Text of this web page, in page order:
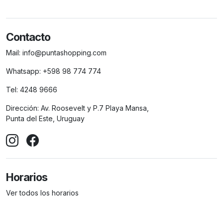
Contacto
Mail: info@puntashopping.com
Whatsapp: +598 98 774 774
Tel: 4248 9666
Dirección: Av. Roosevelt y P.7 Playa Mansa,
Punta del Este, Uruguay
Horarios
Ver todos los horarios